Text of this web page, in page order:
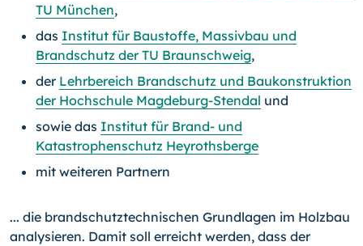
TU München,
das Institut für Baustoffe, Massivbau und
Brandschutz der TU Braunschweig,
der Lehrbereich Brandschutz und Baukonstruktion
der Hochschule Magdeburg-Stendal und
sowie das Institut für Brand- und
Katastrophenschutz Heyrothsberge
mit weiteren Partnern
... die brandschutztechnischen Grundlagen im Holzbau
analysieren. Damit soll erreicht werden, dass der